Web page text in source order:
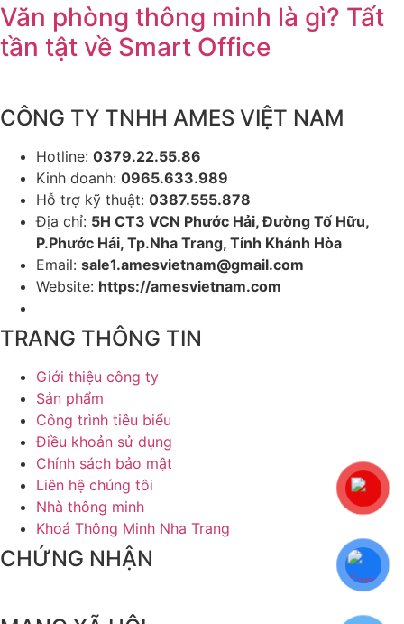
Văn phòng thông minh là gì? Tất
tần tật về Smart Office
CÔNG TY TNHH AMES VIỆT NAM
Hotline: 0379.22.55.86
Kinh doanh: 0965.633.989
Hỗ trợ kỹ thuật: 0387.555.878
Địa chỉ: 5H CT3 VCN Phước Hải, Đường Tố Hữu,
P.Phước Hải, Tp.Nha Trang, Tỉnh Khánh Hòa
Email: sale1.amesvietnam@gmail.com
Website: https://amesvietnam.com
TRANG THÔNG TIN
Giới thiệu công ty
Sản phẩm
Công trình tiêu biểu
Điều khoản sử dụng
Chính sách bảo mật
Liên hệ chúng tôi
Nhà thông minh
Khoá Thông Minh Nha Trang
CHỨNG NHẬN